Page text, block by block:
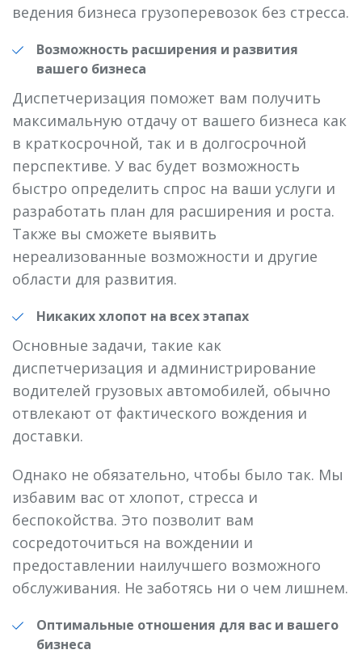
ведения бизнеса грузоперевозок без стресса.
Возможность расширения и развития
вашего бизнеса
Диспетчеризация поможет вам получить
максимальную отдачу от вашего бизнеса как
в краткосрочной, так и в долгосрочной
перспективе. У вас будет возможность
быстро определить спрос на ваши услуги и
разработать план для расширения и роста.
Также вы сможете выявить
нереализованные возможности и другие
области для развития.
Никаких хлопот на всех этапах
Основные задачи, такие как
диспетчеризация и администрирование
водителей грузовых автомобилей, обычно
отвлекают от фактического вождения и
доставки.
Однако не обязательно, чтобы было так. Мы
избавим вас от хлопот, стресса и
беспокойства. Это позволит вам
сосредоточиться на вождении и
предоставлении наилучшего возможного
обслуживания. Не заботясь ни о чем лишнем.
Оптимальные отношения для вас и вашего
бизнеса